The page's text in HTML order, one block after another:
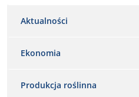
Aktualności
Ekonomia
Produkcja roślinna